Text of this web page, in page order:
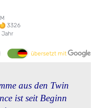
3326
Jahr
übersetzt mit
aus den Twin
ist seit Beginn